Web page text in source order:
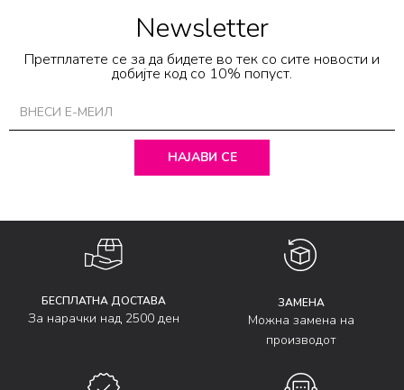
Newsletter
Претплатете се за да бидете во тек со сите новости и
добијте код со 10% попуст.
НАЈАВИ СЕ
БЕСПЛАТНА ДОСТАВА
За нарачки над 2500 ден
ЗАМЕНА
Можна замена на
производот